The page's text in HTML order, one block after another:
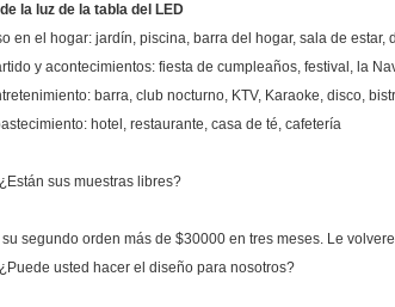
la luz de la tabla del LED
en el hogar: jardín, piscina, barra del hogar, sala de estar,
y acontecimientos: fiesta de cumpleaños, festival, la
barra, club nocturno, KTV, Karaoke, disco,
hotel, restaurante, casa de té, cafetería
sus muestras libres?
su segundo orden más de $30000 en tres meses. Le
usted hacer el diseño para nosotros?